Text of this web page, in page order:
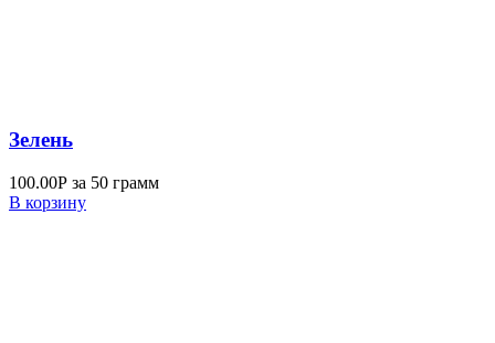
Зелень
100.00Р за 50 грамм
В корзину